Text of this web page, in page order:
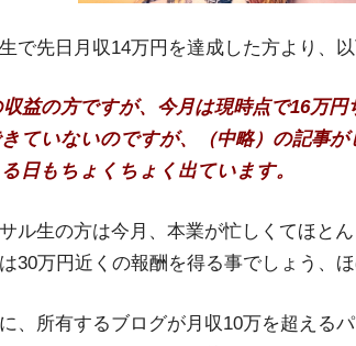
で先日月収14万円を達成した方より、
収益の方ですが、今月は現時点で16万
ていないのですが、（中略）の記事
日もちょくちょく出ています。
ル生の方は今月、本業が忙しくてほと
30万円近くの報酬を得る事でしょう、ほ
、所有するブログが月収10万を超える